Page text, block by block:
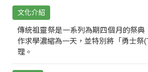
文化介紹
傳統祖靈祭是一系列為期四個月的祭典
作求學濃縮為一天，並特別將「勇士祭
理。